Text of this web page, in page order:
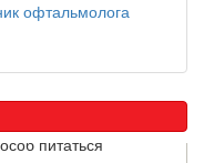
офтальмолога
диету
из нее. Многие
питаться